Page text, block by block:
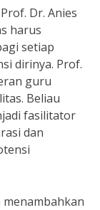
Dr. Anies
harus
setiap
dirinya. Prof.
guru
Beliau
fasilitator
dan
menambahkan